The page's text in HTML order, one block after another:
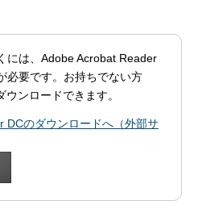
には、Adobe Acrobat Reader
必要です。お持ちでない方
ンロードできます。
DCのダウンロードへ（外部サ